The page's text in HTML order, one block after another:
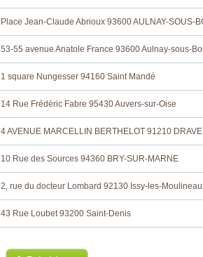
Place Jean-Claude Abrioux 93600 AULNAY-SOUS-
53-55 avenue Anatole France 93600 Aulnay-sous-
1 square Nungesser 94160 Saint Mandé
14 Rue Frédéric Fabre 95430 Auvers-sur-Oise
4 AVENUE MARCELLIN BERTHELOT 91210
10 Rue des Sources 94360 BRY-SUR-MARNE
2, rue du docteur Lombard 92130 Issy-les-
43 Rue Loubet 93200 Saint-Denis